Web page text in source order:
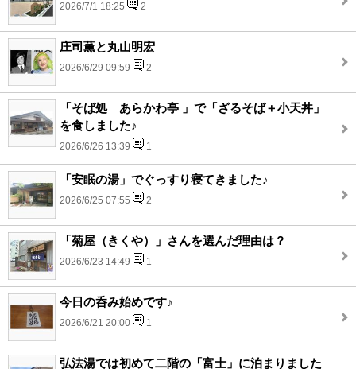
2026/7/1 18:25 2
庄司薫と丸山明宏
2026/6/29 09:59 2
「そば処 あらかわ亭 」で「ざるそば＋小天丼」
を食しました♪
2026/6/26 13:39 1
「安眠の湯」でぐっすり寝てきました♪
2026/6/25 07:55 2
「菊屋（きくや）」さんを選んだ理由は？
2026/6/23 14:49 1
今日の呑み始めです♪
2026/6/21 20:00 1
弘法湯では初めて二階の「富士」に泊まりました